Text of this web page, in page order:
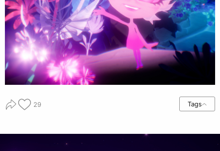
29 Tags